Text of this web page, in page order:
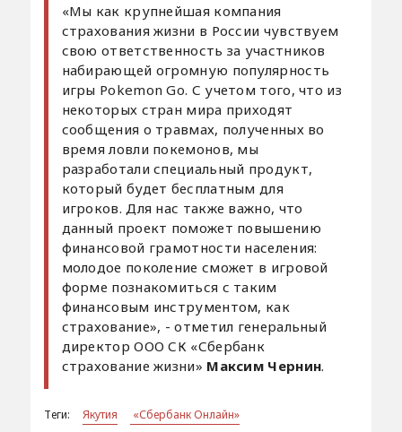
«Мы как крупнейшая компания
страхования жизни в России чувствуем
свою ответственность за участников
набирающей огромную популярность
игры Pokemon Go. С учетом того, что из
некоторых стран мира приходят
сообщения о травмах, полученных во
время ловли покемонов, мы
разработали специальный продукт,
который будет бесплатным для
игроков. Для нас также важно, что
данный проект поможет повышению
финансовой грамотности населения:
молодое поколение сможет в игровой
форме познакомиться с таким
финансовым инструментом, как
страхование», - отметил генеральный
директор ООО СК «Сбербанк
страхование жизни» Максим Чернин.
Теги: Якутия
«Сбербанк Онлайн»